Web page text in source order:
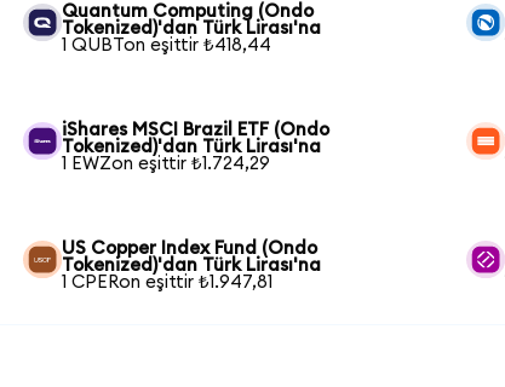
Quantum Computing (Ondo
Tokenized)'dan Türk Lirası'na
1 QUBTon eşittir ₺418,44
iShares MSCI Brazil ETF (Ondo
Tokenized)'dan Türk Lirası'na
1 EWZon eşittir ₺1.724,29
US Copper Index Fund (Ondo
Tokenized)'dan Türk Lirası'na
1 CPERon eşittir ₺1.947,81